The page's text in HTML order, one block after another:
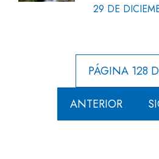
29 DE
PÁGINA 128
ANTERIOR